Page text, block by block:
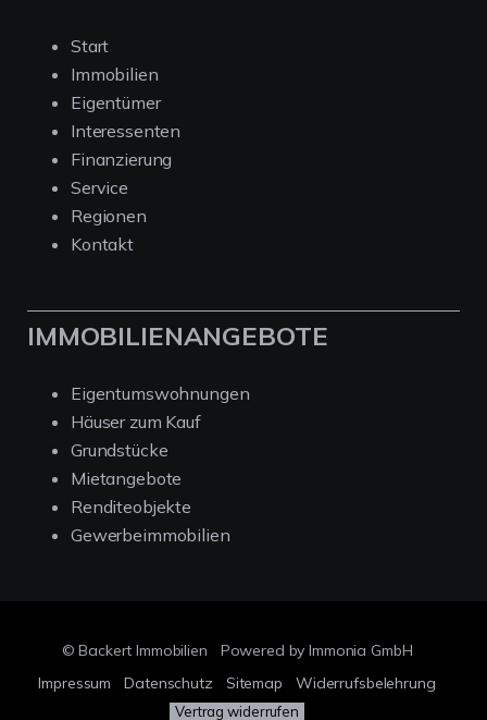
Start
Immobilien
Eigentümer
Interessenten
Finanzierung
Service
Regionen
Kontakt
IMMOBILIENANGEBOTE
Eigentumswohnungen
Häuser zum Kauf
Grundstücke
Mietangebote
Renditeobjekte
Gewerbeimmobilien
© Backert Immobilien
Powered by Immonia GmbH
Impressum
Datenschutz Sitemap Widerrufsbelehrung
Vertrag widerrufen